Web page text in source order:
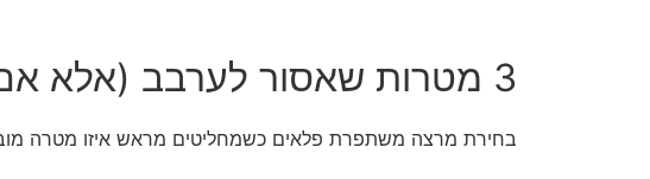
3 מטרות שאסור לערבב (אלא אם אתה אוהב כאוס)
בחירת מרצה משתפרת פלאים כשמחליטים מראש איזו מטרה